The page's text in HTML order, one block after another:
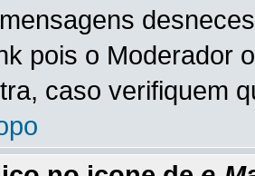
pois o Moderador
caso verifiquem